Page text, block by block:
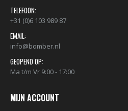
TELEFOON:
+31 (0)6 103 989 87
EMAIL:
info@bomber.nl
GEOPEND OP:
Ma t/m Vr 9:00 - 17:00
MIJN ACCOUNT